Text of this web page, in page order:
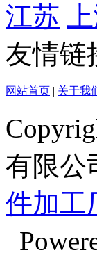
江苏
友情链
网站首页 | 关于我
有限公
件加工